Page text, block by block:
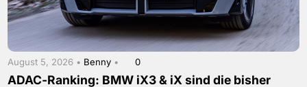
August 5, 2026 • Benny • 0
ADAC-Ranking: BMW iX3 & iX sind die bisher